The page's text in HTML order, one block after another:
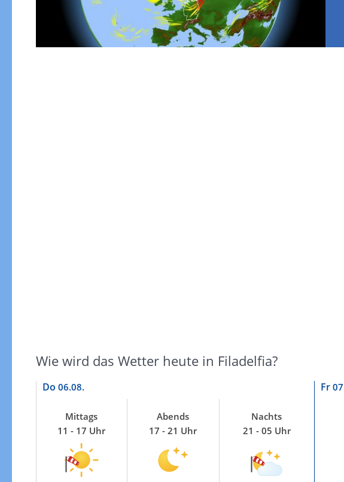
Wie wird das Wetter heute in Filadelfia?
Do 06.08. Fr
Mittags
11 - 17 Uhr
Abends
17 - 21 Uhr
Nachts
21 - 05 Uhr
Windgeschwindigkeiten in 3h
Zur Windgeschwindigkeitenkarte
Sonnenschein heute
Zur